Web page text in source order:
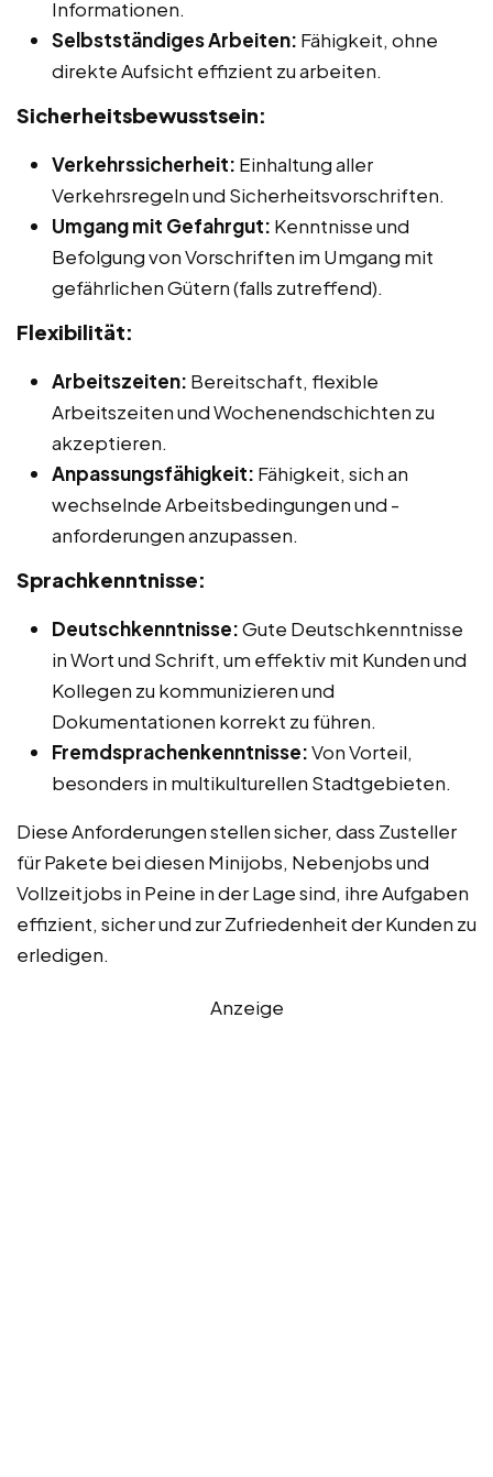
Informationen.
Selbstständiges Arbeiten: Fähigkeit, ohne
direkte Aufsicht effizient zu arbeiten.
Sicherheitsbewusstsein:
Verkehrssicherheit: Einhaltung aller
Verkehrsregeln und Sicherheitsvorschriften.
Umgang mit Gefahrgut: Kenntnisse und
Befolgung von Vorschriften im Umgang mit
gefährlichen Gütern (falls zutreffend).
Flexibilität:
Arbeitszeiten: Bereitschaft, flexible
Arbeitszeiten und Wochenendschichten zu
akzeptieren.
Anpassungsfähigkeit: Fähigkeit, sich an
wechselnde Arbeitsbedingungen und -
anforderungen anzupassen.
Sprachkenntnisse:
Deutschkenntnisse:Gute Deutschkenntnisse
in Wort und Schrift, um effektiv mit Kunden und
Kollegen zu kommunizieren und
Dokumentationen korrekt zu führen.
Fremdsprachenkenntnisse:Von Vorteil,
besonders in multikulturellen Stadtgebieten.
Diese Anforderungen stellen sicher, dass Zusteller
für Pakete bei diesen Minijobs, Nebenjobs und
Vollzeitjobs in Peine in der Lage sind, ihre Aufgaben
effizient, sicher und zur Zufriedenheit der Kunden zu
erledigen.
Anzeige